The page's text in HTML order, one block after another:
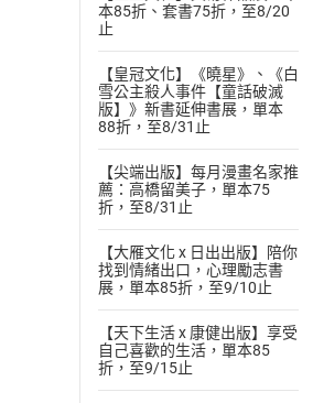
本85折、套書75折，至8/20
止
【皇冠文化】《曉星》、《白
雪公主殺人事件【童話破滅
版】》新書延伸書展，單本
88折，至8/31止
【尖端出版】每月漫畫名家推
薦：高橋留美子，單本75
折，至8/31止
【大雁文化 x 日出出版】陪你
找到情緒出口，心理勵志書
展，單本85折，至9/10止
【天下生活 x 康健出版】享受
自己喜歡的生活，單本85
折，至9/15止